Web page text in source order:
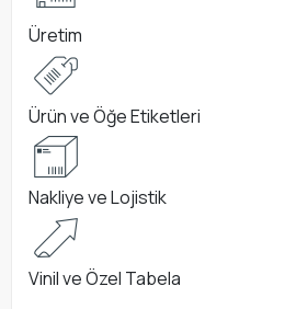
Üretim
Ürün ve Öğe Etiketleri
Nakliye ve Lojistik
Vinil ve Özel Tabela